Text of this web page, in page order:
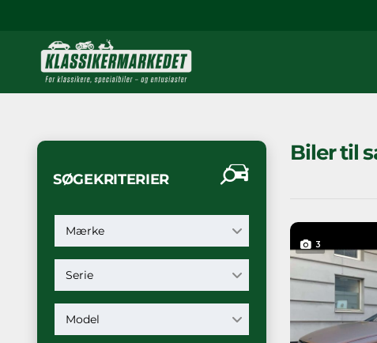
SØGEKRITERIER
Mærke
Serie
Model
Biler til
3